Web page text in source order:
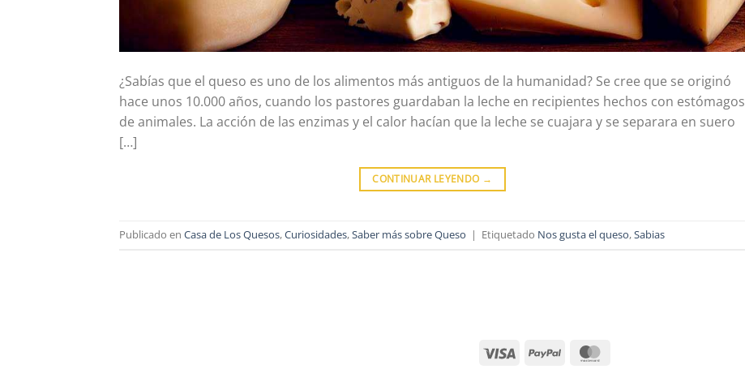
¿Sabías que el queso es uno de los alimentos más antiguos de la humanidad? Se cree que se originó
hace unos 10.000 años, cuando los pastores guardaban la leche en recipientes hechos con estómagos
de animales. La acción de las enzimas y el calor hacían que la leche se cuajara y se separara en suero
[…]
CONTINUAR LEYENDO →
Publicado en Casa de Los Quesos,Curiosidades,Saber más sobre Queso | Etiquetado Nos gusta el queso,Sabias